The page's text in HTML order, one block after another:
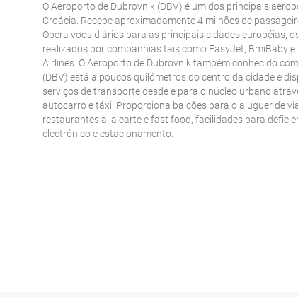
O Aeroporto de Dubrovnik (DBV) é um dos principais
Croácia. Recebe aproximadamente 4 milhões de
Opera voos diários para as principais cidades européias,
realizados por companhias tais como EasyJet, BmiBaby e
Airlines. O Aeroporto de Dubrovnik também conhecido
(DBV) está a poucos quilómetros do centro da cidade e
serviços de transporte desde e para o núcleo urbano
autocarro e táxi. Proporciona balcões para o aluguer de
restaurantes a la carte e fast food, facilidades para
electrónico e estacionamento.